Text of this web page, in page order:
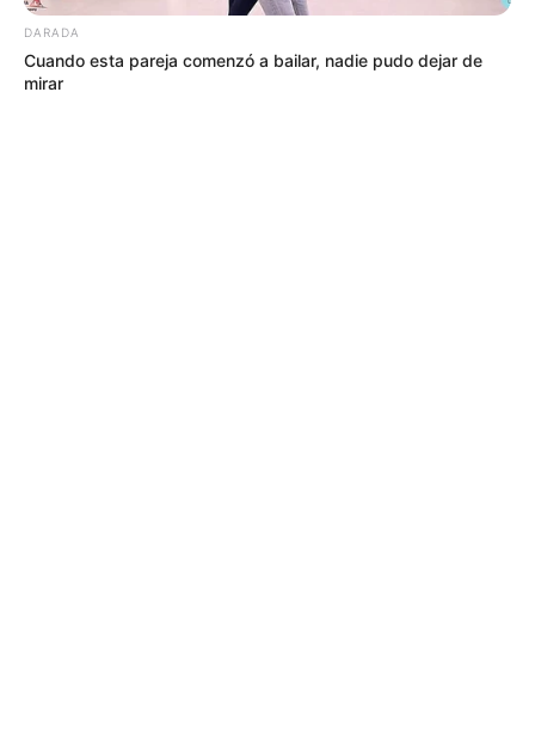
DARADA
Cuando esta pareja comenzó a bailar, nadie pudo dejar de
mirar